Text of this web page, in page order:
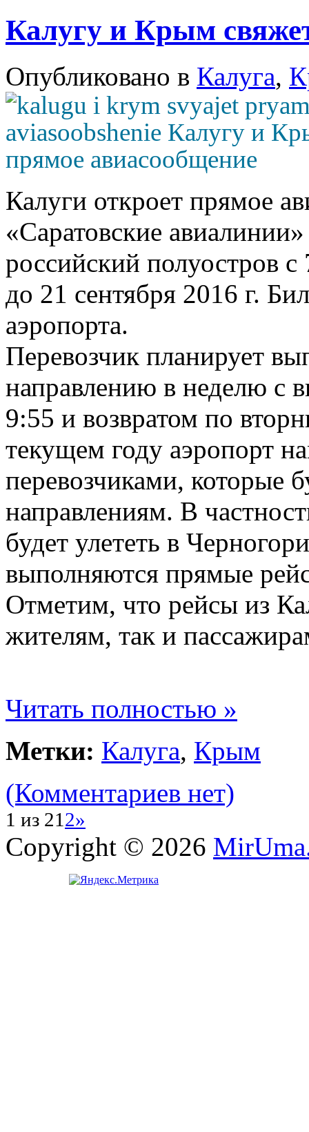
Калугу и Крым
Опубликовано в Калуга,
Калуги откроет прямое
«Саратовские
российский полуостров
до 21 сентября 2016 г.
аэропорта.
Перевозчик планирует
направлению в неделю с
9:55 и возвратом по
текущем году аэропорт
перевозчиками, которые
направлениям. В
будет улететь в
выполняются прямые
Отметим, что рейсы из
жителям, так и
Читать полностью »
Метки: Калуга, Крым
(Комментариев нет)
1 из 21 2»
Copyright © 2026